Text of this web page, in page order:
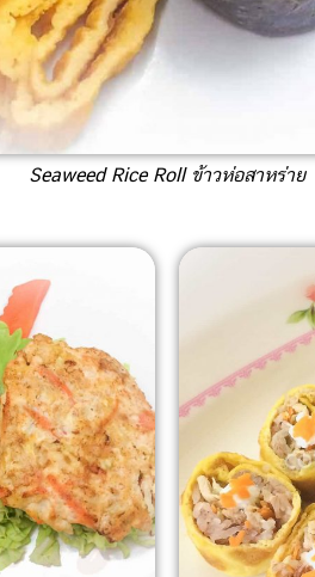
Seaweed Rice Roll ข้าวห่อสาหร่าย